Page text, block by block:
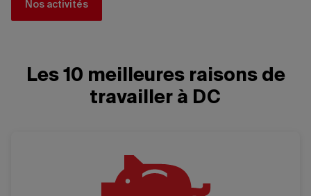
Nos activités
Les 10 meilleures raisons de
travailler à DC